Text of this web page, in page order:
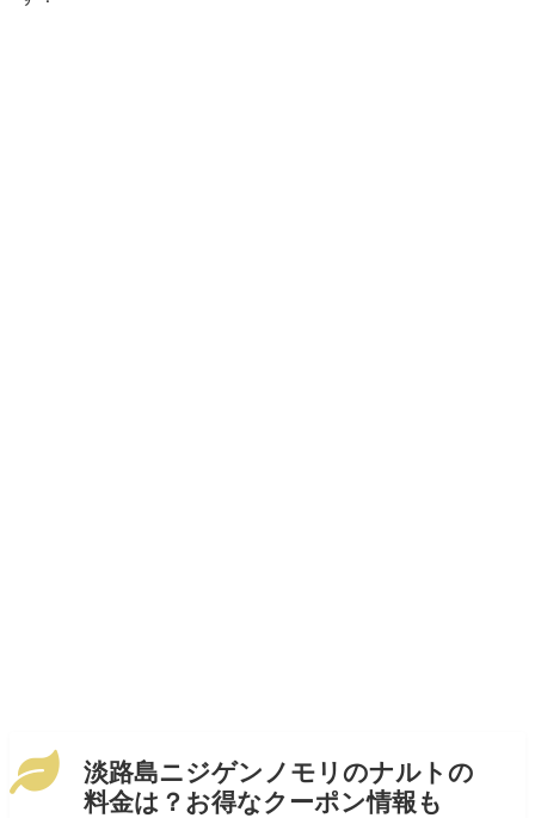
淡路島ニジゲンノモリのナルトの
料金は？お得なクーポン情報も